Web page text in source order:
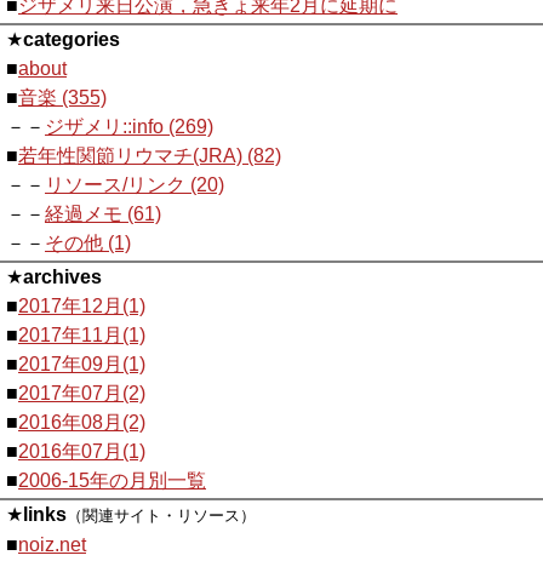
■ジザメリ来日公演，急きょ来年2月に延期に
★categories
■about
■音楽 (355)
－－ ジザメリ::info (269)
■若年性関節リウマチ(JRA) (82)
－－ リソース/リンク (20)
－－ 経過メモ (61)
－－ その他 (1)
★archives
■2017年12月(1)
■2017年11月(1)
■2017年09月(1)
■2017年07月(2)
■2016年08月(2)
■2016年07月(1)
■2006-15年の月別一覧
★ links （関連サイト・リソース）
■noiz.net